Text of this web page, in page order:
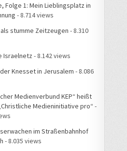
Folge 1: Mein Lieblingsplatz in
- 8.714 views
stumme Zeitzeugen - 8.310
Israelnetz - 8.142 views
Knesset in Jerusalem - 8.086
Medienverbund KEP“ heißt
Medieninitiative pro“ -
im Straßenbahnhof
- 8.035 views